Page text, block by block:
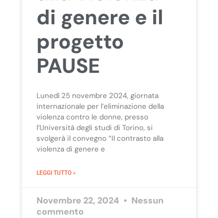
di genere e il
progetto
PAUSE
Lunedì 25 novembre 2024, giornata
internazionale per l’eliminazione della
violenza contro le donne, presso
l’Università degli studi di Torino, si
svolgerà il convegno “Il contrasto alla
violenza di genere e
LEGGI TUTTO »
Novembre 22, 2024
Nessun
commento